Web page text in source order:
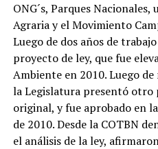
ONG´s, Parques
Agraria y el Movimiento
Luego de dos años de
proyecto de ley, que fue
Ambiente en 2010. Luego
la Legislatura presentó otro
original, y fue aprobado en
de 2010. Desde la COTBN
el análisis de la ley,